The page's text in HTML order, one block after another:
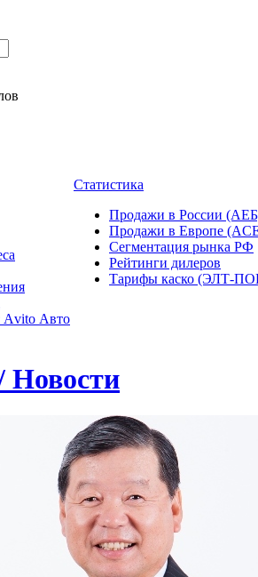
Аvito Авто
Статистика
Продажи в России
Продажи в Европе
Сегментация рынка РФ
Рейтинги дилеров
Тарифы каско (ЭЛТ-
Новости